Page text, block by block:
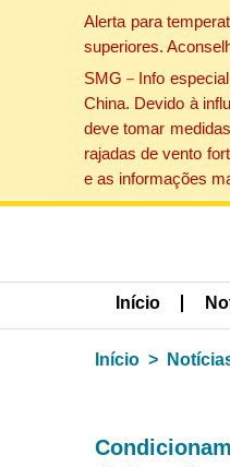
Alerta para
superiores.
SMG－Info
China. Devido à
deve tomar
rajadas de vento
e as informações
Início
Início